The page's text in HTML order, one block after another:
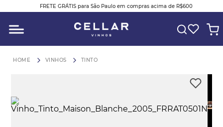
FRETE GRÁTIS para São Paulo em compras acima de R$600
VINHOS TINTO